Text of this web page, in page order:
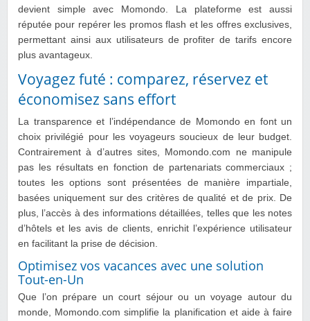
devient simple avec Momondo. La plateforme est aussi
réputée pour repérer les promos flash et les offres exclusives,
permettant ainsi aux utilisateurs de profiter de tarifs encore
plus avantageux.
Voyagez futé : comparez, réservez et
économisez sans effort
La transparence et l’indépendance de Momondo en font un
choix privilégié pour les voyageurs soucieux de leur budget.
Contrairement à d’autres sites, Momondo.com ne manipule
pas les résultats en fonction de partenariats commerciaux ;
toutes les options sont présentées de manière impartiale,
basées uniquement sur des critères de qualité et de prix. De
plus, l’accès à des informations détaillées, telles que les notes
d’hôtels et les avis de clients, enrichit l’expérience utilisateur
en facilitant la prise de décision.
Optimisez vos vacances avec une solution
Tout-en-Un
Que l’on prépare un court séjour ou un voyage autour du
monde, Momondo.com simplifie la planification et aide à faire